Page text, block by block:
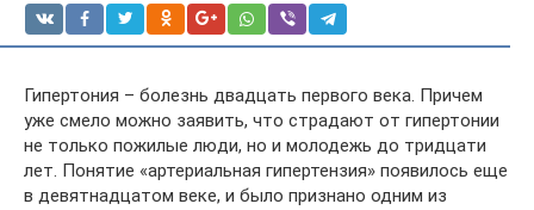
Гипертония – болезнь двадцать первого века. Причем
уже смело можно заявить, что страдают от гипертонии
не только пожилые люди, но и молодежь до тридцати
лет. Понятие «артериальная гипертензия» появилось еще
в девятнадцатом веке, и было признано одним из